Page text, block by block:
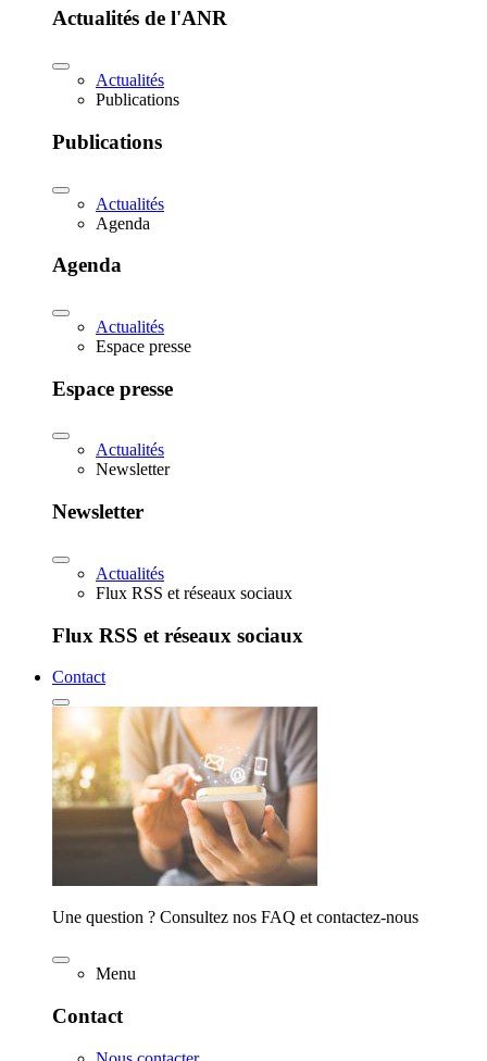
Actualités de l'ANR
Actualités
Publications
Publications
Actualités
Agenda
Agenda
Actualités
Espace presse
Espace presse
Actualités
Newsletter
Newsletter
Actualités
Flux RSS et réseaux sociaux
Flux RSS et réseaux sociaux
Contact
Une question ? Consultez nos FAQ et contactez-nous
Menu
Contact